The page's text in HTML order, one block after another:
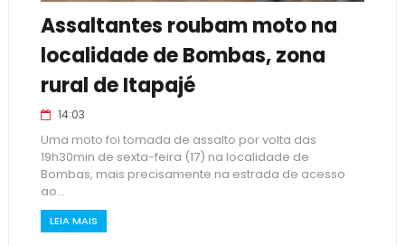
Assaltantes roubam moto na
localidade de Bombas, zona
rural de Itapajé
14:03
Uma moto foi tomada de assalto por volta das
19h30min de sexta-feira (17) na localidade de
Bombas, mais precisamente na estrada de acesso
ao...
LEIA MAIS